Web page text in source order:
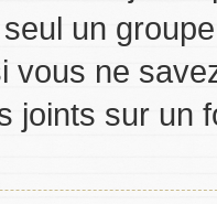
un
vous ne
joints sur un